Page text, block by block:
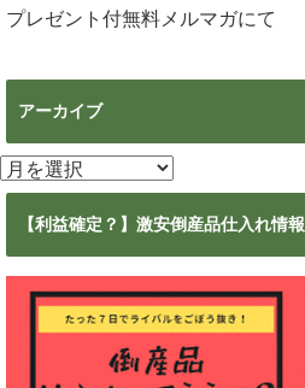
プレゼント付無料メルマガにて
アーカイブ
ア
ー
【利益確定？】激安倒産品仕入れ情報